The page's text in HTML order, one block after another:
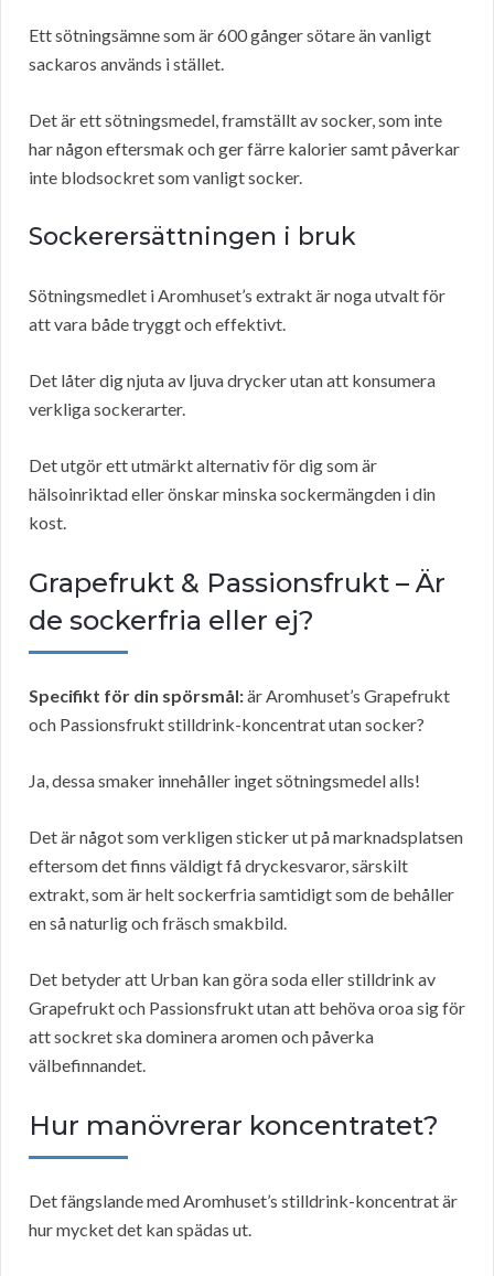
Ett sötningsämne som är 600 gånger sötare än vanligt
sackaros används i stället.
Det är ett sötningsmedel, framställt av socker, som inte
har någon eftersmak och ger färre kalorier samt påverkar
inte blodsockret som vanligt socker.
Sockerersättningen i bruk
Sötningsmedlet i Aromhuset’s extrakt är noga utvalt för
att vara både tryggt och effektivt.
Det låter dig njuta av ljuva drycker utan att konsumera
verkliga sockerarter.
Det utgör ett utmärkt alternativ för dig som är
hälsoinriktad eller önskar minska sockermängden i din
kost.
Grapefrukt & Passionsfrukt – Är
de sockerfria eller ej?
Specifikt för din spörsmål:är Aromhuset’s Grapefrukt
och Passionsfrukt stilldrink-koncentrat utan socker?
Ja, dessa smaker innehåller inget sötningsmedel alls!
Det är något som verkligen sticker ut på marknadsplatsen
eftersom det finns väldigt få dryckesvaror, särskilt
extrakt, som är helt sockerfria samtidigt som de behåller
en så naturlig och fräsch smakbild.
Det betyder att Urban kan göra soda eller stilldrink av
Grapefrukt och Passionsfrukt utan att behöva oroa sig för
att sockret ska dominera aromen och påverka
välbefinnandet.
Hur manövrerar koncentratet?
Det fängslande med Aromhuset’s stilldrink-koncentrat är
hur mycket det kan spädas ut.